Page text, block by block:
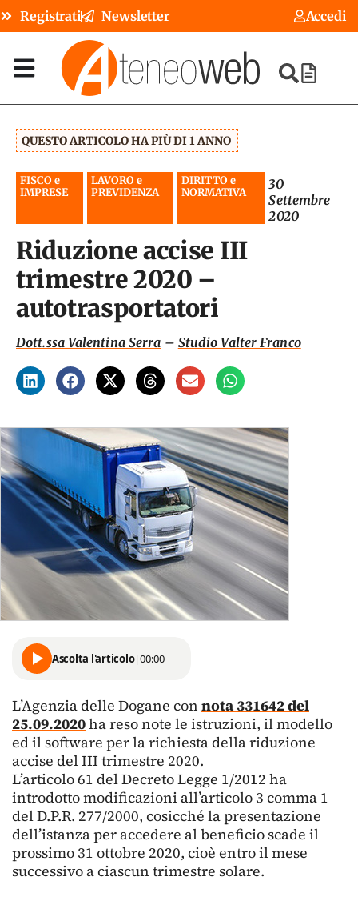
Registrati Newsletter Accedi
QUESTO ARTICOLO HA PIÙ DI 1 ANNO
FISCO e
IMPRESE
LAVORO e
PREVIDENZA
DIRITTO e
NORMATIVA
30
Settembre
2020
Riduzione accise III
trimestre 2020 –
autotrasportatori
Dott.ssa Valentina Serra – Studio Valter Franco
Ascolta l'articolo|00:00
L’Agenzia delle Dogane con nota 331642 del
25.09.2020ha reso note le istruzioni, il modello
ed il software per la richiesta della riduzione
accise del III trimestre 2020.
L’articolo 61 del Decreto Legge 1/2012 ha
introdotto modificazioni all’articolo 3 comma 1
del D.P.R. 277/2000, cosicché la presentazione
dell’istanza per accedere al beneficio scade il
prossimo 31 ottobre 2020, cioè entro il mese
successivo a ciascun trimestre solare.